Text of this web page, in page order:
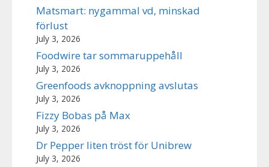
Matsmart: nygammal vd, minskad
förlust
July 3, 2026
Foodwire tar sommaruppehåll
July 3, 2026
Greenfoods avknoppning avslutas
July 3, 2026
Fizzy Bobas på Max
July 3, 2026
Dr Pepper liten tröst för Unibrew
July 3, 2026